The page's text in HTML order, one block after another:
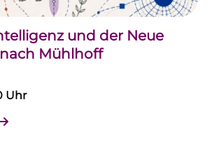
und der Neue
Mühlhoff
Uhr